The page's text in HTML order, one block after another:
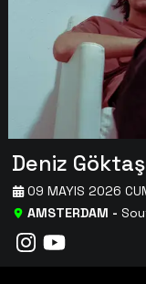
Deniz Göktaş
AMSTERDAM -
09 MAYIS 2026